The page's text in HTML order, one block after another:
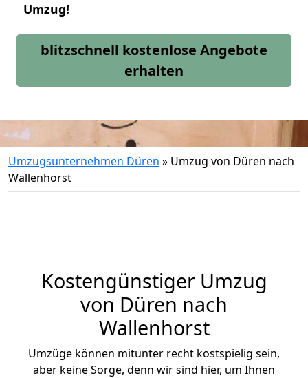
Umzug!
blitzschnell kostenlose Angebote
erhalten
Umzugsunternehmen Düren » Umzug von Düren nach
Wallenhorst
Kostengünstiger Umzug
von Düren nach
Wallenhorst
Umzüge können mitunter recht kostspielig sein,
aber keine Sorge, denn wir sind hier, um Ihnen